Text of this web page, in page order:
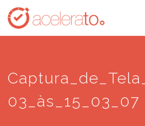
Skip
main
03_às_15_03_07